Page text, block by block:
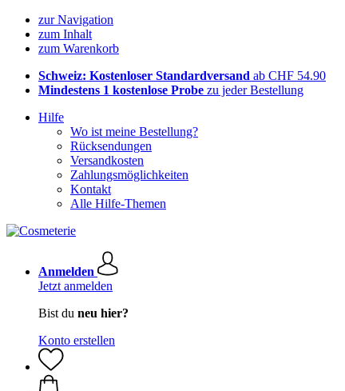
zur Navigation
zum Inhalt
zum Warenkorb
Schweiz: Kostenloser Standardversand ab CHF 54.90
Mindestens 1 kostenlose Probe zu jeder Bestellung
Hilfe
Wo ist meine Bestellung?
Rücksendungen
Versandkosten
Zahlungsmöglichkeiten
Kontakt
Alle Hilfe-Themen
Anmelden
Jetzt anmelden
Bist du neu hier?
Konto erstellen